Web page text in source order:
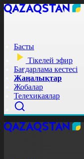
Басты
Тікелей эфир
Бағдарлама кестесі
Жаңалықтар
Жобалар
Телехикаялар